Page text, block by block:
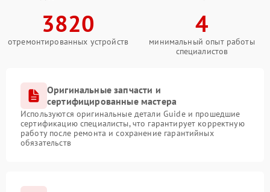
3820
отремонтированных устройств
4
минимальный опыт работы
специалистов
Оригинальные запчасти и
сертифицированные мастера
Используются оригинальные детали Guide и прошедшие
сертификацию специалисты, что гарантирует корректную
работу после ремонта и сохранение гарантийных
обязательств